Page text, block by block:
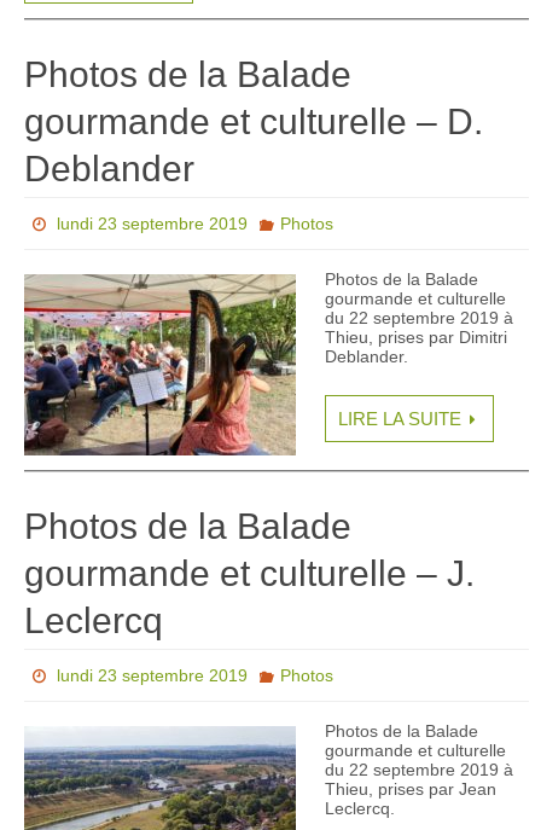
Photos de la Balade
gourmande et culturelle – D.
Deblander
lundi 23 septembre 2019 Photos
Photos de la Balade
gourmande et culturelle
du 22 septembre 2019 à
Thieu, prises par Dimitri
Deblander.
LIRE LA SUITE
Photos de la Balade
gourmande et culturelle – J.
Leclercq
lundi 23 septembre 2019 Photos
Photos de la Balade
gourmande et culturelle
du 22 septembre 2019 à
Thieu, prises par Jean
Leclercq.